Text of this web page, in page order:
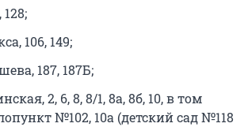
106, 149;
187, 187Б;
2, 6, 8, 8/1, 8а, 8б, 10, в том
№102, 10а (детский сад №118